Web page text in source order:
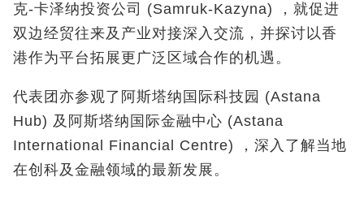
克-卡泽纳投资公司 (Samruk-Kazyna) ，就促进
双边经贸往来及产业对接深入交流，并探讨以香
港作为平台拓展更广泛区域合作的机遇。
代表团亦参观了阿斯塔纳国际科技园 (Astana
Hub) 及阿斯塔纳国际金融中心 (Astana
International Financial Centre) ，深入了解当地
在创科及金融领域的最新发展。